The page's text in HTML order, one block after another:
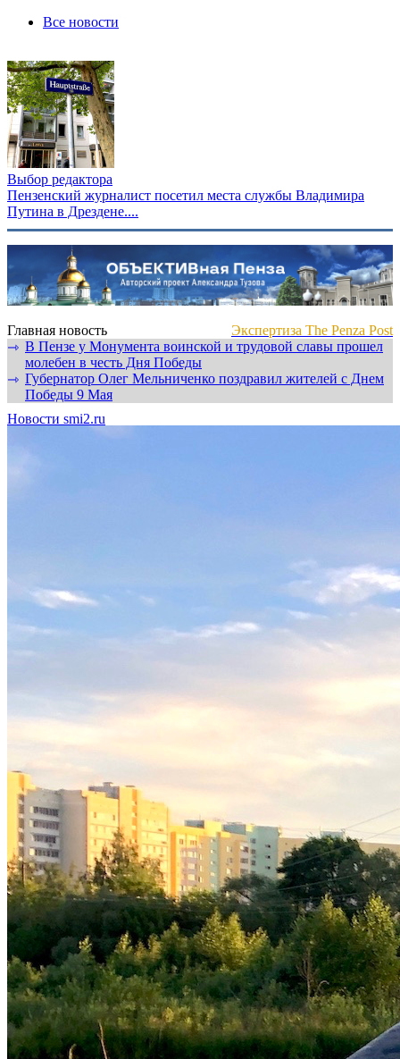
Все новости
Выбор редактора
Пензенский журналист посетил места службы Владимира
Путина в Дрездене....
Главная новость
Экспертиза The Penza Post
⇾ В Пензе у Монумента воинской и трудовой славы прошел
молебен в честь Дня Победы
⇾ Губернатор Олег Мельниченко поздравил жителей с Днем
Победы 9 Мая
Новости smi2.ru